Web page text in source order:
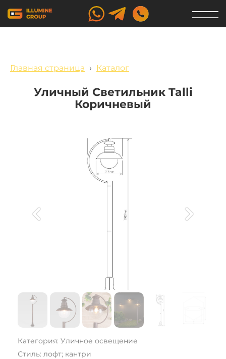
Главная страница › Каталог
Уличный Светильник Talli
Коричневый
Категория: Уличное освещение
Стиль: лофт; кантри